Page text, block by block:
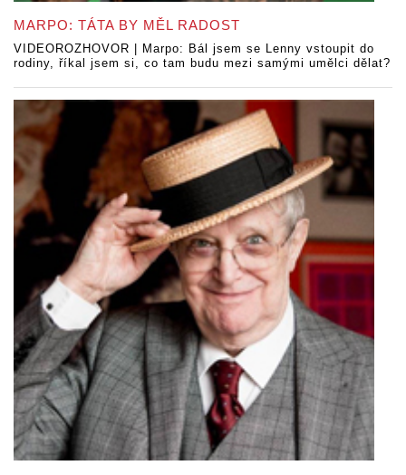
MARPO: TÁTA BY MĚL RADOST
VIDEOROZHOVOR | Marpo: Bál jsem se Lenny vstoupit do
rodiny, říkal jsem si, co tam budu mezi samými umělci dělat?